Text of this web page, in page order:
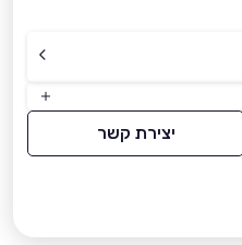
יצירת קשר